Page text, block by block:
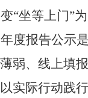
变“坐等上门”
年度报告公示
弱、线上填
实际行动践